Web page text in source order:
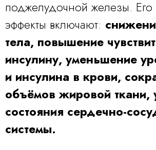
поджелудочной железы.
эффекты включают:
тела, повышение
инсулину, уменьшение
и инсулина в крови,
объёмов жировой ткани,
состояния сердечно-
системы.